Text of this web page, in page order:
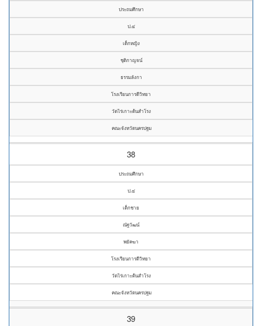
ประถมศึกษา
ป.๔
เด็กหญิง
ชุติกาญจน์
ธรรมลังกา
โรงเรียนการดีวิทยา
วัดไร่เกาะต้นสำโรง
คณะจังหวัดนครปฐม
38
ประถมศึกษา
ป.๔
เด็กชาย
ณัฐวัฒน์
พยัคฆา
โรงเรียนการดีวิทยา
วัดไร่เกาะต้นสำโรง
คณะจังหวัดนครปฐม
39